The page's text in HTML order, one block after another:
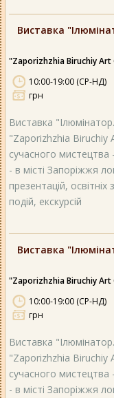
Виставка
"Zaporizhzhia Biruchiy Art
10:00-19:00 (СР-НД)
грн
Виставка
"Zaporizhzhia Biruchiy
сучасного мистецтва
- в місті Запоріжжя
презентацій,
подій, екскурсій
Виставка
"Zaporizhzhia Biruchiy Art
10:00-19:00 (СР-НД)
грн
Виставка
"Zaporizhzhia Biruchiy
сучасного мистецтва
- в місті Запоріжжя